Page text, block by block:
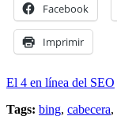
Facebook
Imprimir
El 4 en línea del SEO
Tags: bing, cabecera,